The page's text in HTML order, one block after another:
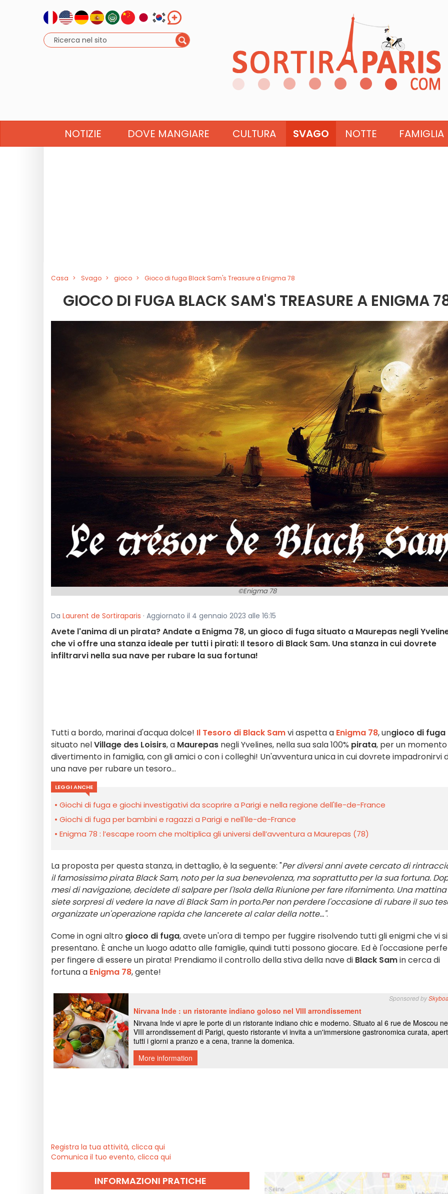
NOTIZIE DOVE MANGIARE CULTURA SVAGO NOTTE FAMIGLIA
Casa Svago gioco Gioco di fuga Black Sam's Treasure a Enigma 78
GIOCO DI FUGA BLACK SAM'S TREASURE A ENIGMA
©Enigma 78
Da Laurent de Sortiraparis · Aggiornato il 4 gennaio 2023 alle 16:15
Avete l'anima di un pirata? Andate a Enigma 78, un gioco di fuga situato a Maurepas negli
che vi offre una stanza ideale per tutti i pirati: Il tesoro di Black Sam. Una stanza in cui dovrete
infiltrarvi nella sua nave per rubare la sua fortuna!
Tutti a bordo, marinai d'acqua dolce! Il Tesoro di Black Samvi aspetta a Enigma 78, ungioco di fuga
situato nelVillage des Loisirs, a Maurepas negli Yvelines, nella sua sala 100% pirata, per un
divertimento in famiglia, con gli amici o con i colleghi! Un'avventura unica in cui dovrete impadronirvi
una nave per rubare un tesoro...
LEGGI ANCHE
Giochi di fuga e giochi investigativi da scoprire a Parigi e nella regione dell'Ile-de-France
Giochi di fuga per bambini e ragazzi a Parigi e nell'Ile-de-France
Enigma 78 : l’escape room che moltiplica gli universi dell’avventura a Maurepas (78)
La proposta per questa stanza, in dettaglio, è la seguente: "Per diversi anni avete cercato di
il famosissimo pirata Black Sam, noto per la sua benevolenza, ma soprattutto per la sua fortuna.
mesi di navigazione, decidete di salpare per l'Isola della Riunione per fare rifornimento. Una mattina
siete sorpresi di vedere la nave di Black Sam in porto.Per non perdere l'occasione di rubare il suo
organizzate un'operazione rapida che lancerete al calar della notte...".
Come in ogni altro gioco di fuga, avete un'ora di tempo per fuggire risolvendo tutti gli enigmi che vi si
presentano. È anche un luogo adatto alle famiglie, quindi tutti possono giocare. Ed è l'occasione
per fingere di essere un pirata! Prendiamo il controllo della stiva della nave di Black Samin cerca di
fortuna a Enigma 78, gente!
Registra la tua attività, clicca qui
Comunica il tuo evento, clicca qui
INFORMAZIONI PRATICHE